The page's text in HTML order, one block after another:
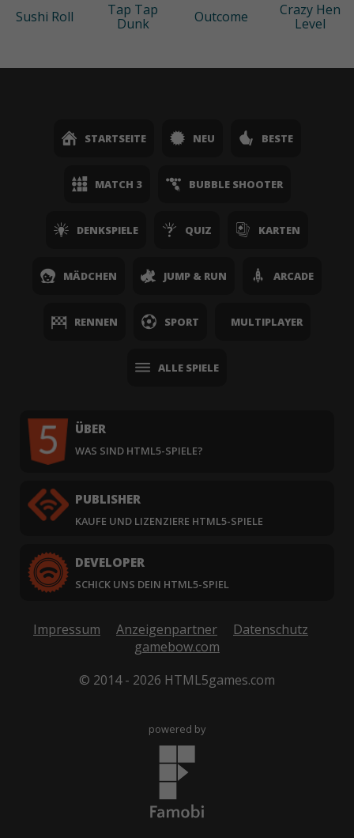
Sushi Roll
Tap Tap
Dunk
Outcome
Crazy Hen
Level
STARTSEITE NEU BESTE
MATCH 3 BUBBLE SHOOTER
DENKSPIELE QUIZ KARTEN
MÄDCHEN JUMP & RUN ARCADE
RENNEN SPORT MULTIPLAYER
ALLE SPIELE
ÜBER
WAS SIND HTML5-SPIELE?
PUBLISHER
KAUFE UND LIZENZIERE HTML5-SPIELE
DEVELOPER
SCHICK UNS DEIN HTML5-SPIEL
Impressum Anzeigenpartner
Datenschutz
gamebow.com
© 2014 - 2026 HTML5games.com
powered by